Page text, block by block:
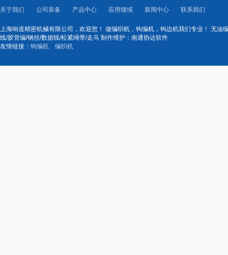
关于我们 公司装备 产品中心 应用领域 新闻中心 联系我们
上海响道精密机械有限公司，欢迎您！ 做编织机，钩编机，钩边机我们专业！ 无油
线/胶管编/钢丝/数据线/松紧绳带/走马 制作维护：南通协达软件
友情链接： 钩编机 编织机